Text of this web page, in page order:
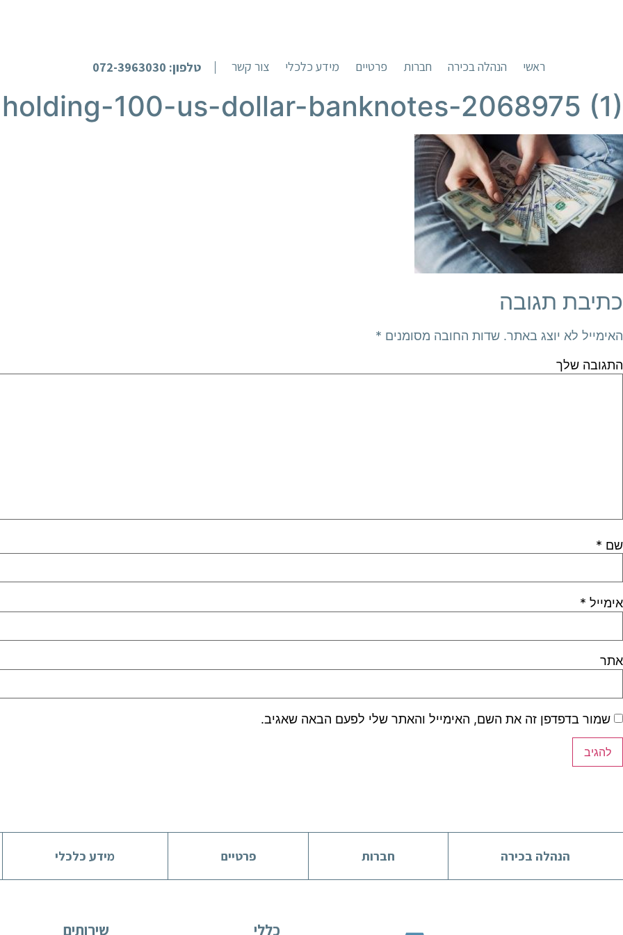
ראשי הנהלה בכירה חברות פרטיים מידע כלכלי צור קשר טלפון: 072-3963030
100-us-dollar-banknotes-2068975 (1)
כתיבת תגובה
האימייל לא יוצג באתר. שדות החובה מסומנים *
התגובה שלך
שם *
אימייל *
אתר
שמור בדפדפן זה את השם, האימייל והאתר שלי לפעם הבאה שאגיב.
הנהלה בכירה חברות פרטיים מידע כלכלי
כללי שירותים